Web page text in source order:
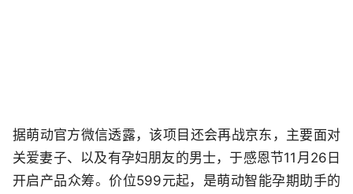
据萌动官方微信透露，该项目还会再战京东，主要面对
关爱妻子、以及有孕妇朋友的男士，于感恩节11月26日
开启产品众筹。价位599元起，是萌动智能孕期助手的